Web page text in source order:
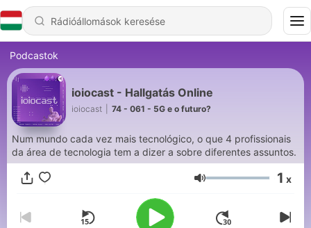
Podcastok
ioiocast - Hallgatás Online
ioiocast 74 - 061 - 5G e o futuro?
Num mundo cada vez mais tecnológico, o que 4 profissionais
da área de tecnologia tem a dizer a sobre diferentes assuntos.
Hangerő 1 x